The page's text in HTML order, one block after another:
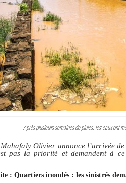
Après plusieurs semaines de pluies, les eaux ont
Olivier annonce l’arrivée
pas la priorité et demandent à
: Quartiers inondés : les sinistrés